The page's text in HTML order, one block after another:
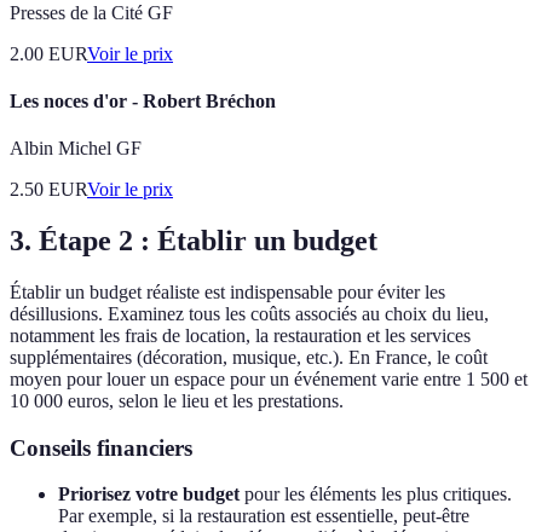
Presses de la Cité GF
2.00 EURVoir le prix
Les noces d'or - Robert Bréchon
Albin Michel GF
2.50 EURVoir le prix
3. Étape 2 : Établir un budget
Établir un budget réaliste est indispensable pour éviter les
désillusions. Examinez tous les coûts associés au choix du lieu,
notamment les frais de location, la restauration et les services
supplémentaires (décoration, musique, etc.). En France, le coût
moyen pour louer un espace pour un événement varie entre 1 500 et
10 000 euros, selon le lieu et les prestations.
Conseils financiers
Priorisez votre budget pour les éléments les plus critiques.
Par exemple, si la restauration est essentielle, peut-être